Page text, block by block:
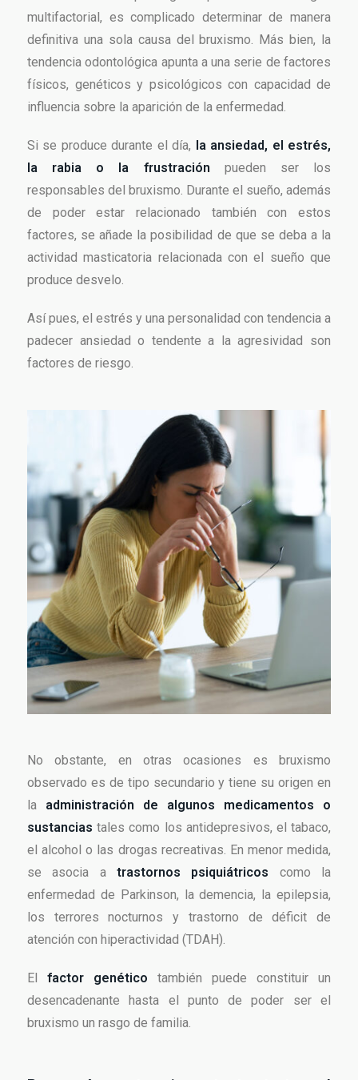
multifactorial, es complicado determinar de manera
definitiva una sola causa del bruxismo. Más bien, la
tendencia odontológica apunta a una serie de factores
físicos, genéticos y psicológicos con capacidad de
influencia sobre la aparición de la enfermedad.
Si se produce durante el día,
la ansiedad, el estrés,
la rabia o la frustración pueden ser los
responsables del bruxismo. Durante el sueño, además
de poder estar relacionado también con estos
factores, se añade la posibilidad de que se deba a la
actividad masticatoria relacionada con el sueño que
produce desvelo.
Así pues, el estrés y una personalidad con tendencia a
padecer ansiedad o tendente a la agresividad son
factores de riesgo.
No obstante, en otras ocasiones es bruxismo
observado es de tipo secundario y tiene su origen en
la administración de algunos medicamentos o
sustancias tales como los antidepresivos, el tabaco,
el alcohol o las drogas recreativas. En menor medida,
se asocia a trastornos psiquiátricos como la
enfermedad de Parkinson, la demencia, la epilepsia,
los terrores nocturnos y trastorno de déficit de
atención con hiperactividad (TDAH).
El factor genético también puede constituir un
desencadenante hasta el punto de poder ser el
bruxismo un rasgo de familia.